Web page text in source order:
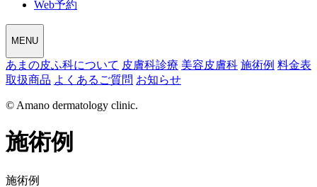
Web予約
MENU
あまの皮ふ科について 皮膚科診療 美容皮膚科 施術例 料金表
取扱商品 よくあるご質問 お知らせ
© Amano dermatology clinic.
施術例
施術例